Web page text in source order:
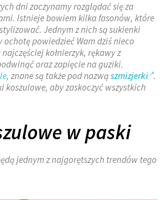
dni zaczynamy rozglądać się za
Istnieje bowiem kilka fasonów, które
Jednym z nich są sukienki
powiedzieć Wam dziś nieco
kołnierzyk, rękawy z
oraz zapięcie na guziki.
, znane są także pod nazwąszmizjerki .
koszulowe, aby zaskoczyć wszystkich
w paski
jednym z najgorętszych trendów tego